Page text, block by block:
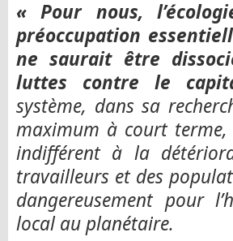
« Pour nous,
préoccupation
ne saurait être
luttes contre le
système, dans sa
maximum à court
indifférent à la
travailleurs et des
dangereusement pour
local au planétaire.